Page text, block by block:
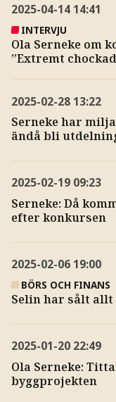
2025-04-14 14:41
INTERVJU
Ola Serneke om
”Extremt
2025-02-28 13:22
Serneke har
ändå bli
2025-02-19 09:23
Serneke: Då
efter konkursen
2025-02-06 19:00
BÖRS OCH FINANS
Selin har sålt allt
2025-01-20 22:49
Ola Serneke:
byggprojekten